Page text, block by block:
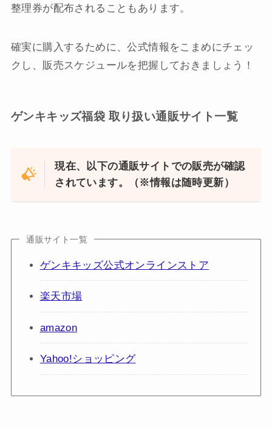
整理券が配布されることもあります。
確実に購入するために、公式情報をこまめにチェッ
クし、販売スケジュールを把握しておきましょう！
ゲンキキッズ福袋 取り扱い通販サイト一覧
現在、以下の通販サイトでの販売が確認
されています。（※情報は随時更新）
通販サイト一覧
ゲンキキッズ公式オンラインストア
楽天市場
amazon
Yahoo!ショッピング